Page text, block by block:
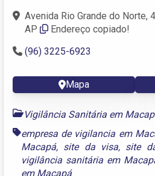
Avenida Rio Grande do Norte,
AP
Endereço copiado!
(96) 3225-6923
Mapa
Vigilância Sanitária em
empresa de vigilancia em
Macapá, site da visa, site
vigilância sanitária em
em Macapá